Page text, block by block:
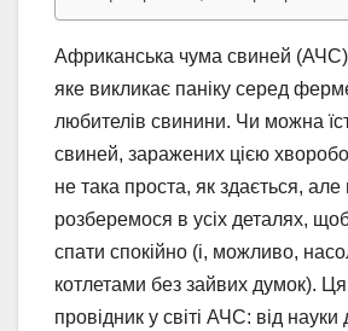
Африканська чума свиней
яке викликає паніку серед
любителів свинини. Чи можна
свиней, заражених цією
не така проста, як здається, але
розберемося в усіх деталях,
спати спокійно (і, можливо,
котлетами без зайвих думок).
провідник у світі АЧС: від науки